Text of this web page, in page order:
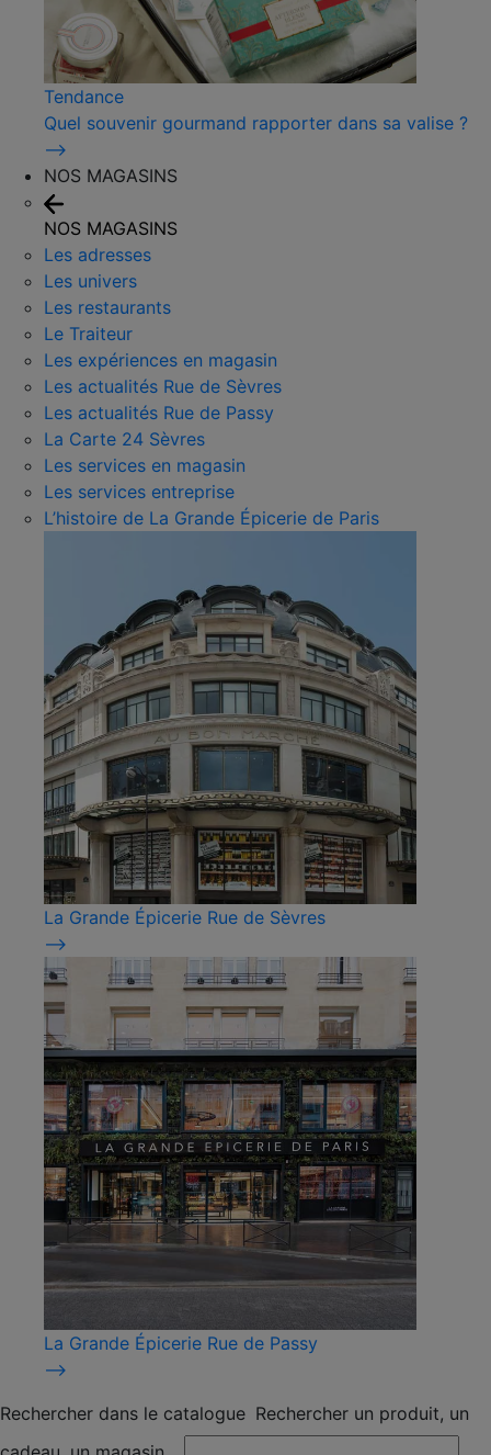
Tendance
Quel souvenir gourmand rapporter dans sa valise ?
⟶
NOS MAGASINS
NOS MAGASINS
Les adresses
Les univers
Les restaurants
Le Traiteur
Les expériences en magasin
Les actualités Rue de Sèvres
Les actualités Rue de Passy
La Carte 24 Sèvres
Les services en magasin
Les services entreprise
L’histoire de La Grande Épicerie de Paris
La Grande Épicerie Rue de Sèvres
⟶
La Grande Épicerie Rue de Passy
⟶
Rechercher dans le catalogue Rechercher un produit, un